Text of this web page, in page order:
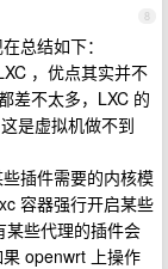
8
总结如下：
，优点其实并不
差不太多，LXC 的
是虚拟机做不到
插件需要的内核模
容器强行开启某些
某些代理的插件会
openwrt 上操作